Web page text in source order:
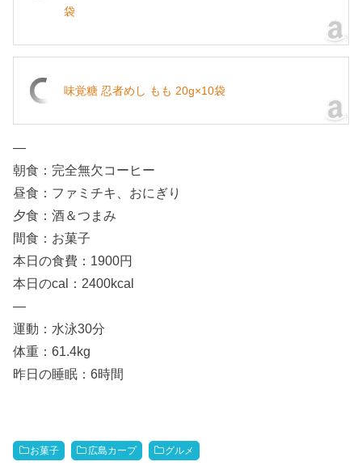
袋
味覚糖 忍者めし もも 20g×10袋
—
朝食：完全無欠コーヒー
昼食：ファミチキ、おにぎり
夕食：酒＆つまみ
間食：お菓子
本日の食費：1900円
本日のcal：2400kcal
—
運動：水泳30分
体重：61.4kg
昨日の睡眠：6時間
お菓子 広島カープ グルメ